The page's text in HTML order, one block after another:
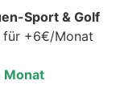
Sport & Golf
für +6€/Monat
Monat